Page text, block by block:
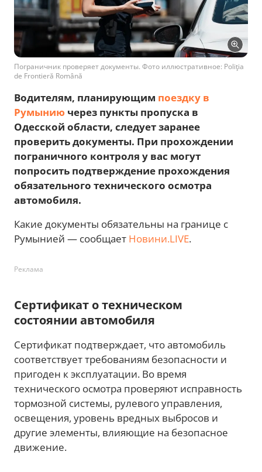
Пограничник проверяет документы. Фото иллюстративное: Poliţia
de Frontieră Română
Водителям, планирующим поездку в
Румынию через пункты пропуска в
Одесской области, следует заранее
проверить документы. При прохождении
пограничного контроля у вас могут
попросить подтверждение прохождения
обязательного технического осмотра
автомобиля.
Какие документы обязательны на границе с
Румынией — сообщает Новини.LIVE.
Реклама
Сертификат о техническом
состоянии автомобиля
Сертификат подтверждает, что автомобиль
соответствует требованиям безопасности и
пригоден к эксплуатации. Во время
технического осмотра проверяют исправность
тормозной системы, рулевого управления,
освещения, уровень вредных выбросов и
другие элементы, влияющие на безопасное
движение.